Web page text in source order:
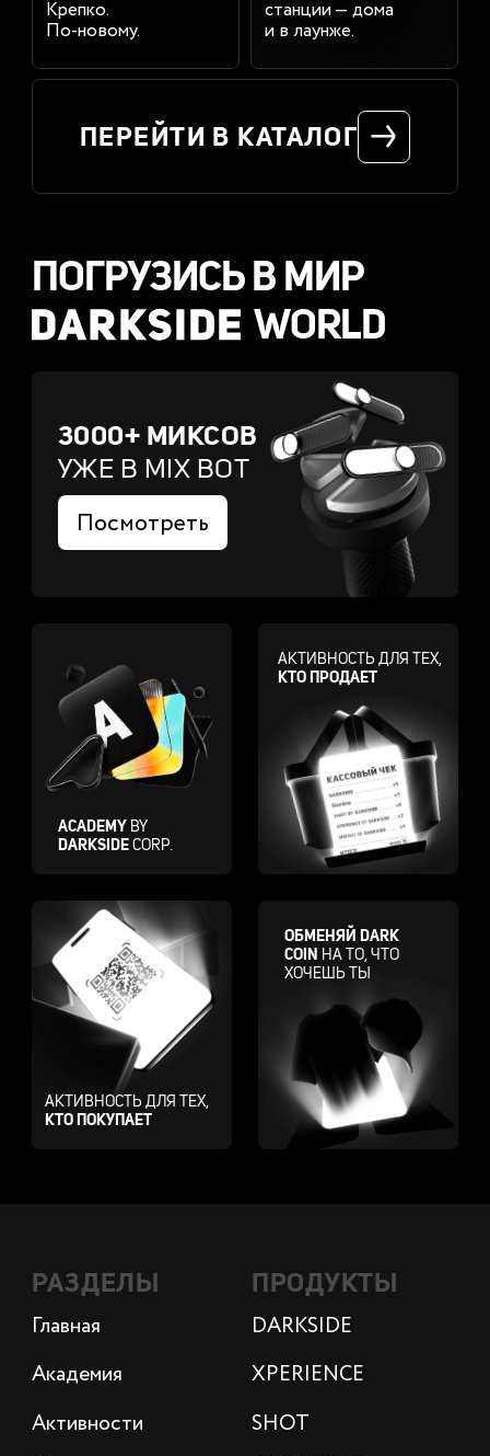
Крепко.
По-новому.
станции — дома
и в лаунже.
ПЕРЕЙТИ В КАТАЛОГ
ПОГРУЗИCЬ В МИР
WORLD
3000+ МИКСОВ
УЖЕ В MIX BOT
Посмотреть
АКТИВНОСТЬ ДЛЯ ТЕХ,
КТО ПОКУПАЕТ
ACADEMYBY
DARKSIDECORP.
АКТИВНОСТЬ ДЛЯ ТЕХ,
КТО ПРОДАЕТ
ОБМЕНЯЙ DARK
COIN НА ТО, ЧТО
ХОЧЕШЬ ТЫ
РАЗДЕЛЫ
Главная
Академия
Активности
ПРОДУКТЫ
DARKSIDE
XPERIENCE
SHOT